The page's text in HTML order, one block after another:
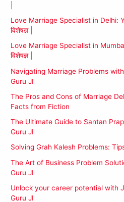
Love Marriage Specialist in Delhi:
विशेषज्ञ |
Love Marriage Specialist in
विशेषज्ञ |
Navigating Marriage Problems
Guru JI
The Pros and Cons of Marriage
Facts from Fiction
The Ultimate Guide to Santan
Guru JI
Solving Grah Kalesh Problems:
The Art of Business Problem
Guru JI
Unlock your career potential with
Guru JI